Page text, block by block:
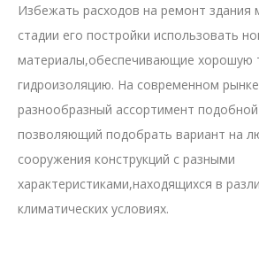
Избежать расходов на ремонт
стадии его постройки использовать
материалы,обеспечивающие хорошую
гидроизоляцию. На современном
разнообразный ассортимент
позволяющий подобрать вариант на
сооружения конструкций с разными
характеристиками,находящихся в
климатических условиях.